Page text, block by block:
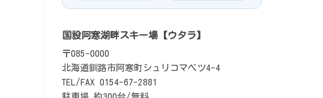
国設阿寒湖畔スキー場【ウタラ】
〒085-0000
北海道釧路市阿寒町シュリコマベツ4-4
TEL/FAX 0154-67-2881